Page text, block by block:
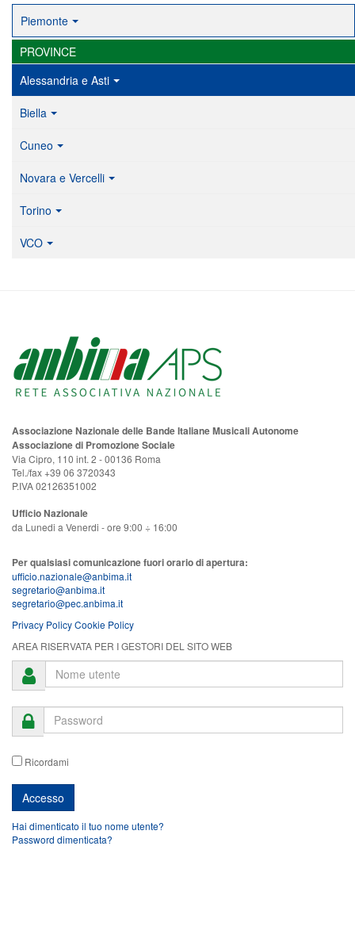
Piemonte
PROVINCE
Alessandria e Asti
Biella
Cuneo
Novara e Vercelli
Torino
VCO
Associazione Nazionale delle Bande Italiane Musicali Autonome
Associazione di Promozione Sociale
Via Cipro, 110 int. 2 - 00136 Roma
Tel./fax +39 06 3720343
P.IVA 02126351002
Ufficio Nazionale
da Lunedi a Venerdi - ore 9:00 ÷ 16:00
Per qualsiasi comunicazione fuori orario di apertura:
ufficio.nazionale@anbima.it
segretario@anbima.it
segretario@pec.anbima.it
Privacy PolicyCookie Policy
AREA RISERVATA PER I GESTORI DEL SITO WEB
Ricordami
Hai dimenticato il tuo nome utente?
Password dimenticata?